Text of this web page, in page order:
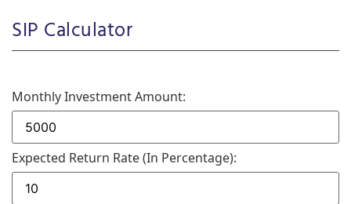
SIP Calculator
Monthly Investment Amount:
Expected Return Rate (in Percentage):